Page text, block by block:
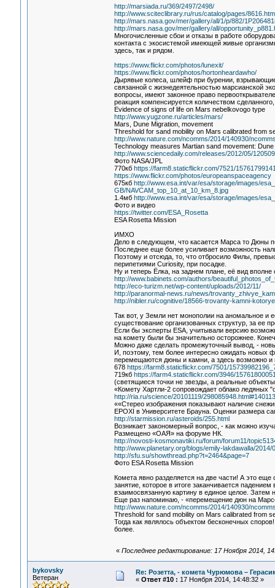
http://marsiada.ru/369/2497/2498/
http://www.sciteclibrary.ru/rus/catalog/pages/
http://mars.nasa.gov/mer/gallery/all/1/p/882/
http://mars.nasa.gov/mer/gallery/all/
Многочисленные сбои и отказы в работе
контакта с экосистемой имеющей живые
здесь, так и рядом.
https://www.flickr.com/photos/lunexit/
https://www.flickr.com/photos/hortonheardawho/
Дырявые колеса, шлейф при бурении,
связанной с жизнедеятельностью марсианской
вопросы, имеют законное право
реакция компенсируется количеством
Evidence of signs of life on Mars nebelkovogo type
http://www.yugzone.ru/articles/mars/
Mars, Dune Migration, movement
Threshold for sand mobility on Mars calibrated from
http://www.nature.com/ncomms/2014/140930/
Technology measures Martian sand movement:
http://www.sciencedaily.com/releases/2012/05/
Фото NASA/JPL
770кб https://farm8.staticflickr.com/7521/
https://www.flickr.com/photos/europeanspaceagency
675кб http://www.esa.int/var/esa/storage/images/
GB/NAVCAM_top_10_at_10_km_8.jpg
1.4мб http://www.esa.int/var/esa/storage/images/
Фото и видео
https://twitter.com/ESA_Rosetta
ESA Rosetta Mission
ИМХО
Дело в следующем, что касается Марса то Дюны
Последнее еще более усиливает возможность
Поэтому и отсюда, то, что отбросило Филы,
перипетиями Curiosity, при посадке.
Ну и теперь Ёлка, на заднем плане, её вид вполне
http://www.babinets.com/authors/
http://eco-turizm.net/wp-content/uploads/2012/11/
http://paranormal-news.ru/news/
http://nibler.ru/cognitive/18566-trovanty-kamni-
Так вот, у Земли нет монополии на аномальное и
существование организованных структур, за ее
Если бы эксперты ESA, учитывали версию
на комету были бы значительно осторожнее.
Можно даже сделать промежуточный вывод, -
И, поэтому, тем более интересно ожидать
перемещаются дюны и камни, а здесь возможно и
678 https://farm8.staticflickr.com/7501/
719кб https://farm4.staticflickr.com/3946/
(светящиеся точки не звезды, а реальные
«Комету Хартли-2 сопровождает облако ледяных
http://ria.ru/science/20101119/
««Стерео изображения показывают наличие
EPOXI в Университете Брауна. Оценки размера
http://starmission.ru/asteroids/255.html
Возникает закономерный вопрос, - как можно
Размещено «ОАЯ» на форуме НК.
http://novosti-kosmonavtiki.ru/forum/forum11/
http://www.planetary.org/blogs/emily-lakdawalla/
http://sfu.su/showthread.php?t=2464&page=7
Фото ESA Rosetta Mission
Комета явно разделяется на две части! А это
занятие, которое в итоге заканчивается
взаимосвязанную картину в единое целое.
Еще раз напоминаю, - «перемещение дюн на
http://www.nature.com/ncomms/2014/140930/
Threshold for sand mobility on Mars calibrated from
Тогда как являлось объектом бесконечных
более.
« Последнее редактирование: 17 Ноября 2014,
bykovsky
Ветеран
Re: Розетта, - комета Чурюмова –
« Ответ #10 : 17 Ноября 2014, 14:48:32 »